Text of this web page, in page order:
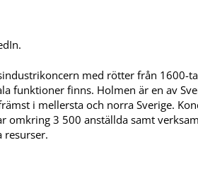
med rötter från 1600-
funktioner finns. Holmen är en av
i mellersta och norra Sverige.
omkring 3 500 anställda samt
resurser.